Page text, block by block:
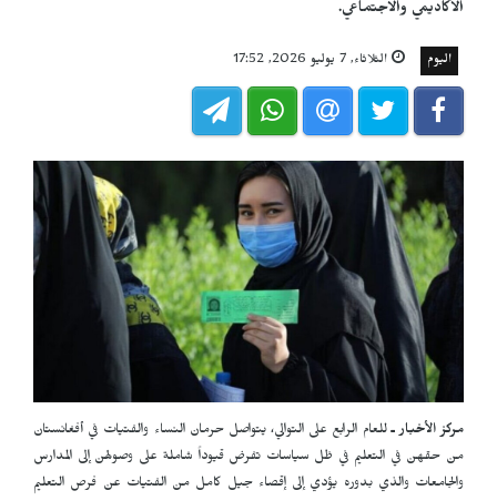
الأكاديمي والاجتماعي.
اليوم الثلاثاء, 7 يوليو 2026, 17:52
مركز الأخبار ـ للعام الرابع على التوالي، يتواصل حرمان النساء والفتيات في أفغانستان
من حقهن في التعليم في ظل سياسات تفرض قيوداً شاملة على وصولهن إلى المدارس
والجامعات والذي بدوره يؤدي إلى إقصاء جيل كامل من الفتيات عن فرص التعليم